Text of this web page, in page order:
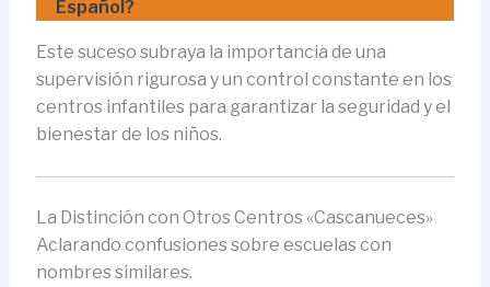
Español?
Este suceso subraya la importancia de una
supervisión rigurosa y un control constante en los
centros infantiles para garantizar la seguridad y el
bienestar de los niños.
La Distinción con Otros Centros «Cascanueces»
Aclarando confusiones sobre escuelas con
nombres similares.